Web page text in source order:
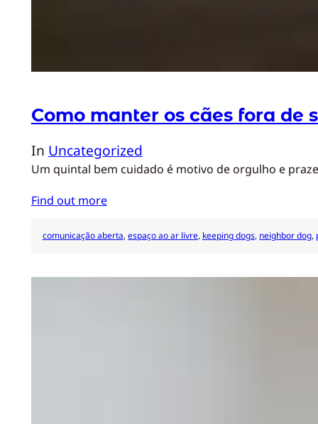
Como manter os cães fora de
In Uncategorized
Um quintal bem cuidado é motivo de orgulho e
Find out more
comunicação aberta, espaço ao ar livre, keeping dogs, neighbor dog,